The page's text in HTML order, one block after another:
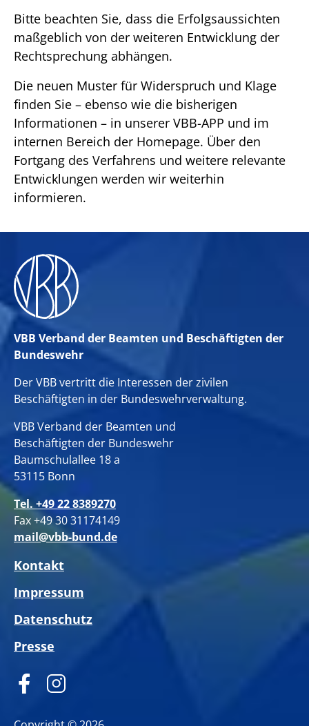
Bitte beachten Sie, dass die Erfolgsaussichten
maßgeblich von der weiteren Entwicklung der
Rechtsprechung abhängen.
Die neuen Muster für Widerspruch und Klage
finden Sie – ebenso wie die bisherigen
Informationen – in unserer VBB-APP und im
internen Bereich der Homepage. Über den
Fortgang des Verfahrens und weitere relevante
Entwicklungen werden wir weiterhin
informieren.
VBB Verband der Beamten und Beschäftigten der
Bundeswehr
Der VBB vertritt die Interessen der zivilen
Beschäftigten in der Bundeswehrverwaltung.
VBB Verband der Beamten und
Beschäftigten der Bundeswehr
Baumschulallee 18 a
53115 Bonn
Tel. +49 22 8389270
Fax +49 30 31174149
mail@vbb-bund.de
Kontakt
Impressum
Datenschutz
Presse